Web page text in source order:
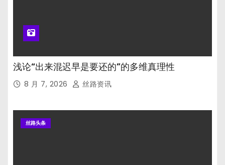
浅论“出来混迟早是要还的”的多维真理性
8 月 7, 2026 丝路资讯
丝路头条